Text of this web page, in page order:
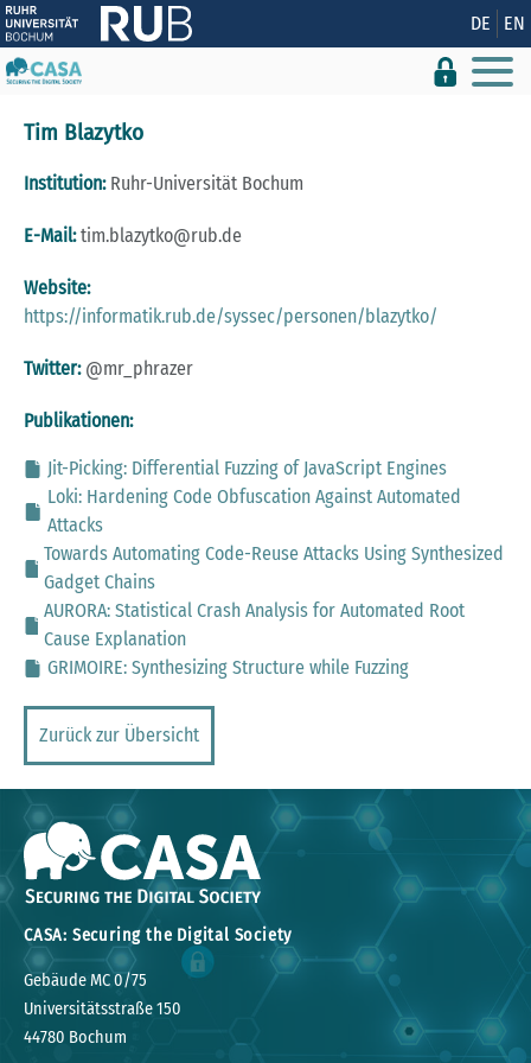
Zeige besser passende Version dieser Seite DE EN
Tim Bla­zyt­ko
Institution:Ruhr-Universität Bochum
E-Mail:tim.​blazytko@​rub.​de
Website:
https://informatik.rub.de/syssec/personen/blazytko/
Twitter:@mr_phrazer
Publikationen:
Jit-Picking: Differential Fuzzing of JavaScript Engines
Loki: Hardening Code Obfuscation Against Automated
Attacks
Towards Automating Code-Reuse Attacks Using Synthesized
Gadget Chains
AURORA: Statistical Crash Analysis for Automated Root
Cause Explanation
GRIMOIRE: Synthesizing Structure while Fuzzing
Zurück zur Übersicht
CASA: Securing the Digital Society
Gebäude MC 0/75
Universitätsstraße 150
44780 Bochum